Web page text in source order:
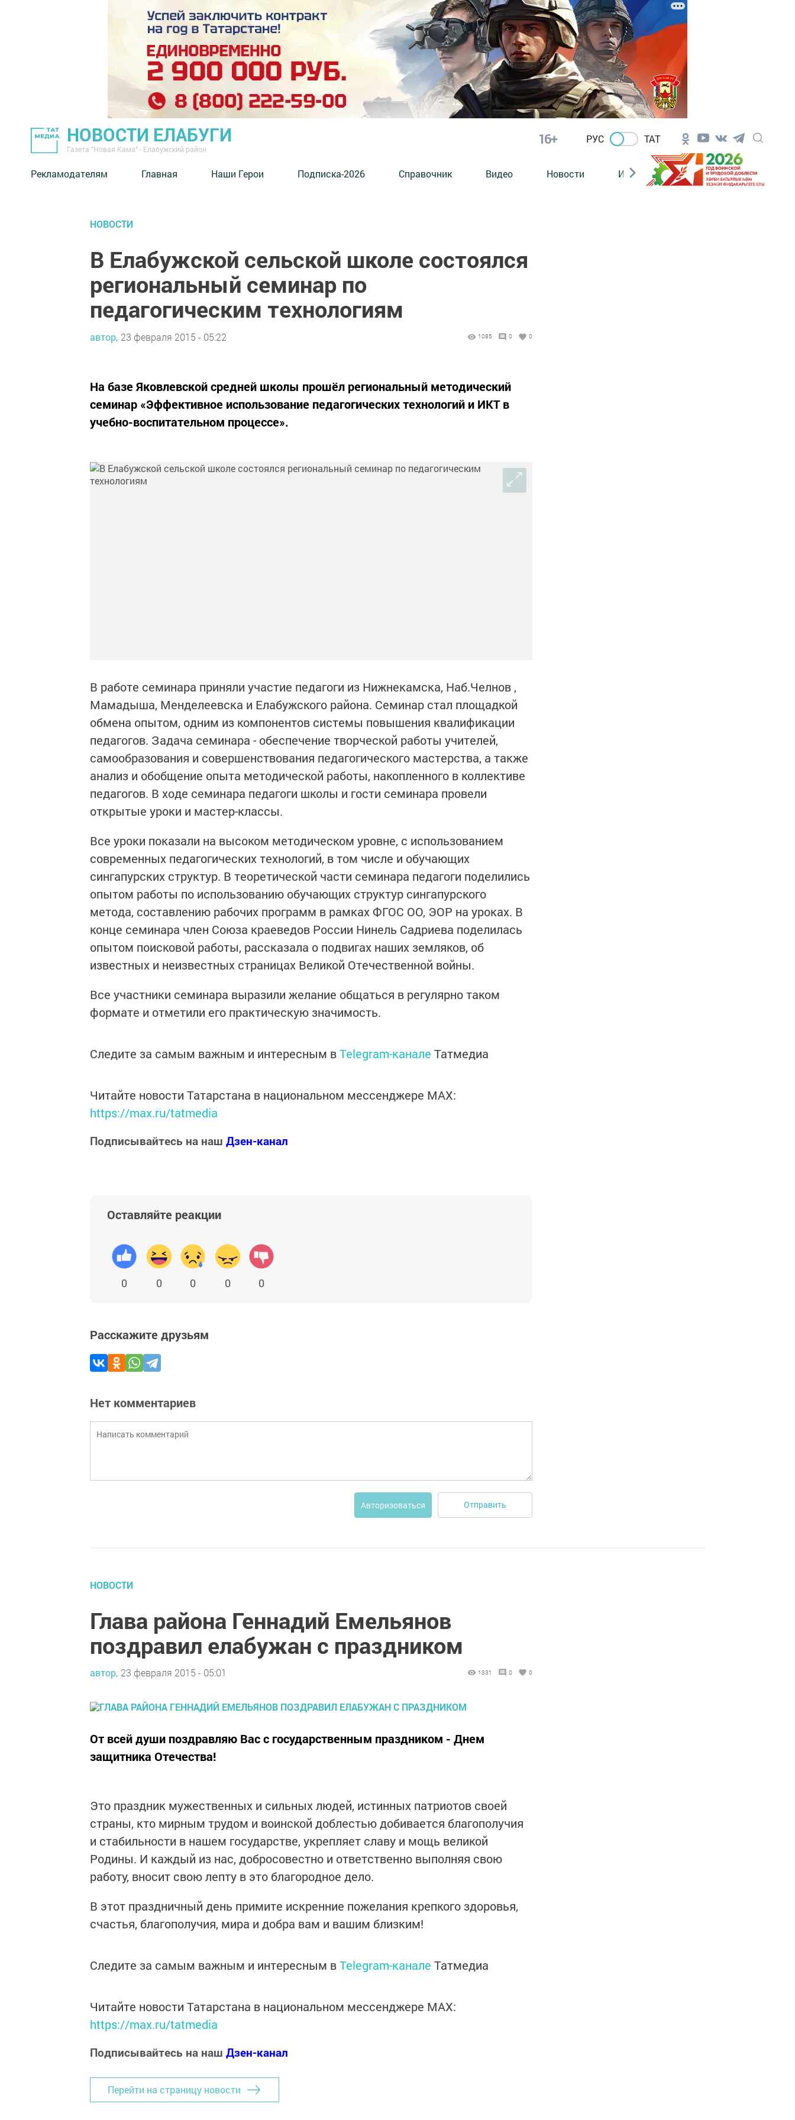
НОВОСТИ ЕЛАБУГИ
Газета "Новая Кама" - Елабужский район
16+ РУС ТАТ
Рекламодателям Главная Наши Герои Подписка-2026 Справочник Видео Новости Из зала суда
НОВОСТИ
В Елабужской сельской школе состоялся
региональный семинар по
педагогическим технологиям
автор, 23 февраля 2015 - 05:22 1085 0 0
На базе Яковлевской средней школы прошёл региональный методический
семинар «Эффективное использование педагогических технологий и ИКТ в
учебно-воспитательном процессе».
В работе семинара приняли участие педагоги из Нижнекамска, Наб.Челнов ,
Мамадыша, Менделеевска и Елабужского района. Семинар стал площадкой
обмена опытом, одним из компонентов системы повышения квалификации
педагогов. Задача семинара - обеспечение творческой работы учителей,
самообразования и совершенствования педагогического мастерства, а также
анализ и обобщение опыта методической работы, накопленного в коллективе
педагогов. В ходе семинара педагоги школы и гости семинара провели
открытые уроки и мастер-классы.
Все уроки показали на высоком методическом уровне, с использованием
современных педагогических технологий, в том числе и обучающих
сингапурских структур. В теоретической части семинара педагоги поделились
опытом работы по использованию обучающих структур сингапурского
метода, составлению рабочих программ в рамках ФГОС ОО, ЭОР на уроках. В
конце семинара член Союза краеведов России Нинель Садриева поделилась
опытом поисковой работы, рассказала о подвигах наших земляков, об
известных и неизвестных страницах Великой Отечественной войны.
Все участники семинара выразили желание общаться в регулярно таком
формате и отметили его практическую значимость.
Следите за самым важным и интересным вTelegram-канале Татмедиа
Читайте новости Татарстана в национальном мессенджере MАХ:
https://max.ru/tatmedia
Подписывайтесь на наш Дзен-канал
Оставляйте реакции
0 0 0 0 0
Расскажите друзьям
Нет комментариев
Авторизоваться Отправить
НОВОСТИ
Глава района Геннадий Емельянов
поздравил елабужан с праздником
автор, 23 февраля 2015 - 05:01 1331 0 0
От всей души поздравляю Вас с государственным праздником - Днем
защитника Отечества!
Это праздник мужественных и сильных людей, истинных патриотов своей
страны, кто мирным трудом и воинской доблестью добивается благополучия
и стабильности в нашем государстве, укрепляет славу и мощь великой
Родины. И каждый из нас, добросовестно и ответственно выполняя свою
работу, вносит свою лепту в это благородное дело.
В этот праздничный день примите искренние пожелания крепкого здоровья,
счастья, благополучия, мира и добра вам и вашим близким!
Следите за самым важным и интересным вTelegram-канале Татмедиа
Читайте новости Татарстана в национальном мессенджере MАХ:
https://max.ru/tatmedia
Подписывайтесь на наш Дзен-канал
Перейти на страницу новости